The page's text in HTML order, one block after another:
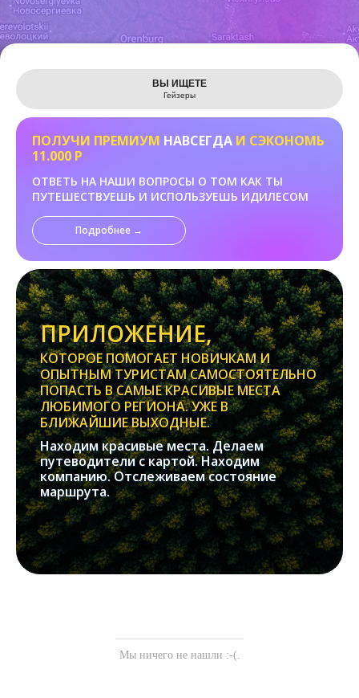
Leaflet
ВЫ ИЩЕТЕ
Гейзеры
ПОЛУЧИ ПРЕМИУМ НАВСЕГДА И СЭКОНОМЬ
11.000 Р
ОТВЕТЬ НА НАШИ ВОПРОСЫ О ТОМ КАК ТЫ
ПУТЕШЕСТВУЕШЬ И ИСПОЛЬЗУЕШЬ ИДИЛЕСОМ
Подробнее →
ПРИЛОЖЕНИЕ,
КОТОРОЕ ПОМОГАЕТ НОВИЧКАМ И
ОПЫТНЫМ ТУРИСТАМ САМОСТОЯТЕЛЬНО
ПОПАСТЬ В САМЫЕ КРАСИВЫЕ МЕСТА
ЛЮБИМОГО РЕГИОНА. УЖЕ В
БЛИЖАЙШИЕ ВЫХОДНЫЕ.
Находим красивые места. Делаем
путеводители с картой. Находим
компанию. Отслеживаем состояние
маршрута.
Мы ничего не нашли :-(.